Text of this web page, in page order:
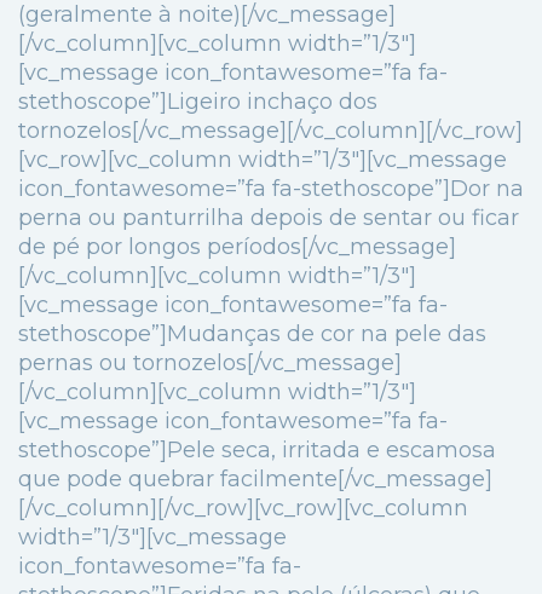
(geralmente à noite)[/vc_message]
[/vc_column][vc_column width=”1/3″]
[vc_message icon_fontawesome=”fa fa-
stethoscope”]Ligeiro inchaço dos
tornozelos[/vc_message][/vc_column][/vc_row]
[vc_row][vc_column width=”1/3″][vc_message
icon_fontawesome=”fa fa-stethoscope”]Dor na
perna ou panturrilha depois de sentar ou ficar
de pé por longos períodos[/vc_message]
[/vc_column][vc_column width=”1/3″]
[vc_message icon_fontawesome=”fa fa-
stethoscope”]Mudanças de cor na pele das
pernas ou tornozelos[/vc_message]
[/vc_column][vc_column width=”1/3″]
[vc_message icon_fontawesome=”fa fa-
stethoscope”]Pele seca, irritada e escamosa
que pode quebrar facilmente[/vc_message]
[/vc_column][/vc_row][vc_row][vc_column
width=”1/3″][vc_message
icon_fontawesome=”fa fa-